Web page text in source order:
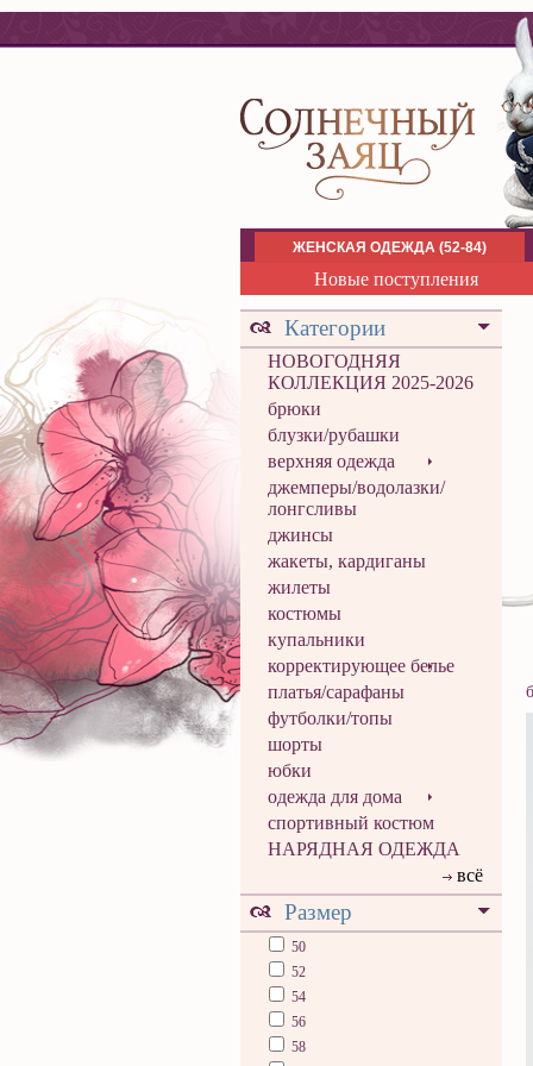
ЖЕНСКАЯ ОДЕЖДА (52-84)
Новые поступления
Категории
НОВОГОДНЯЯ
КОЛЛЕКЦИЯ 2025-2026
брюки
блузки/рубашки
верхняя одежда
джемперы/водолазки/
лонгсливы
джинсы
жакеты, кардиганы
жилеты
костюмы
купальники
корректирующее белье
платья/сарафаны
футболки/топы
шорты
юбки
одежда для дома
спортивный костюм
НАРЯДНАЯ ОДЕЖДА
всё
Размер
50
52
54
56
58